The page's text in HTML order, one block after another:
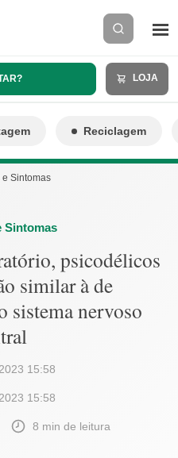
LOJA
Reciclagem
e Sintomas
Sintomas
psicodélicos
similar à de
sistema nervoso
15:58
15:58
8 min de leitura